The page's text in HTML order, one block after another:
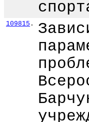
109815 .